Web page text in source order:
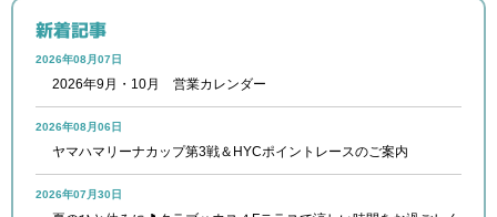
新着記事
2026年08月07日
2026年9月・10月 営業カレンダー
2026年08月06日
ヤマハマリーナカップ第3戦＆HYCポイントレースのご案内
2026年07月30日